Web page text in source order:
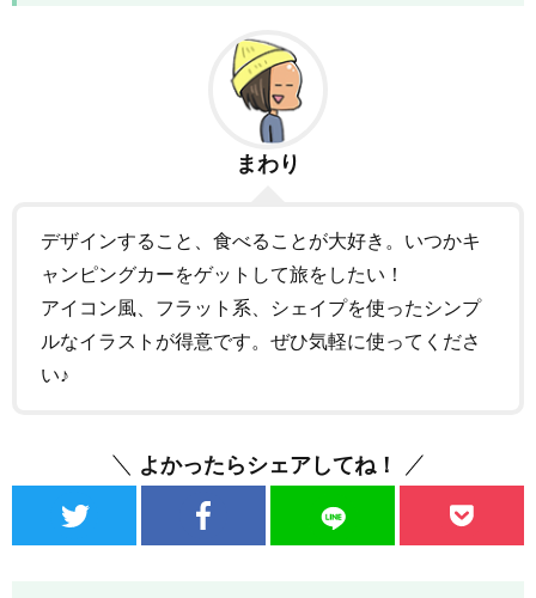
まわり
デザインすること、食べることが大好き。いつかキ
ャンピングカーをゲットして旅をしたい！
アイコン風、フラット系、シェイプを使ったシンプ
ルなイラストが得意です。ぜひ気軽に使ってくださ
い♪
よかったらシェアしてね！